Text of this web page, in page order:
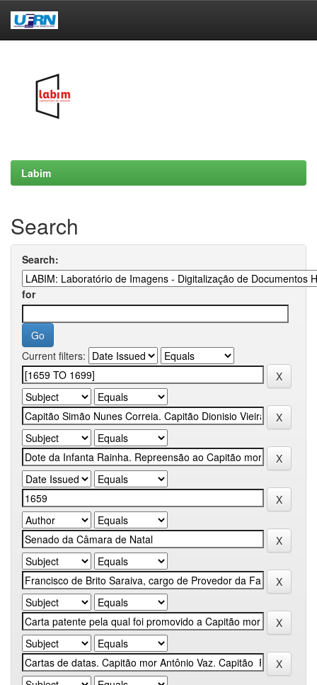
Labim
Search
Search:
for
Current filters: